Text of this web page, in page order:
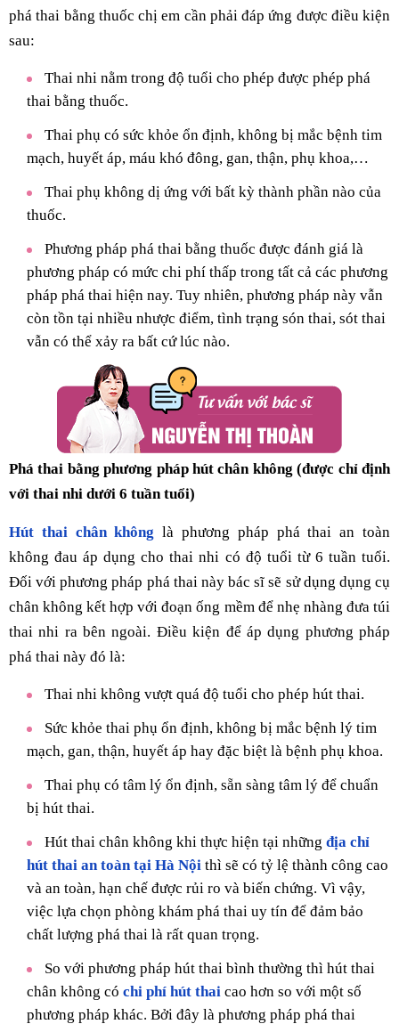
phá thai bằng thuốc chị em cần phải đáp ứng được điều kiện
sau:
Thai nhi nằm trong độ tuổi cho phép được phép phá
thai bằng thuốc.
Thai phụ có sức khỏe ổn định, không bị mắc bệnh tim
mạch, huyết áp, máu khó đông, gan, thận, phụ khoa,…
Thai phụ không dị ứng với bất kỳ thành phần nào của
thuốc.
Phương pháp phá thai bằng thuốc được đánh giá là
phương pháp có mức chi phí thấp trong tất cả các phương
pháp phá thai hiện nay. Tuy nhiên, phương pháp này vẫn
còn tồn tại nhiều nhược điểm, tình trạng són thai, sót thai
vẫn có thể xảy ra bất cứ lúc nào.
Phá thai bằng phương pháp hút chân không (được chỉ định
với thai nhi dưới 6 tuần tuổi)
Hút thai chân không là phương pháp phá thai an toàn
không đau áp dụng cho thai nhi có độ tuổi từ 6 tuần tuổi.
Đối với phương pháp phá thai này bác sĩ sẽ sử dụng dụng cụ
chân không kết hợp với đoạn ống mềm để nhẹ nhàng đưa túi
thai nhi ra bên ngoài. Điều kiện để áp dụng phương pháp
phá thai này đó là:
Thai nhi không vượt quá độ tuổi cho phép hút thai.
Sức khỏe thai phụ ổn định, không bị mắc bệnh lý tim
mạch, gan, thận, huyết áp hay đặc biệt là bệnh phụ khoa.
Thai phụ có tâm lý ổn định, sẵn sàng tâm lý để chuẩn
bị hút thai.
Hút thai chân không khi thực hiện tại những địa chỉ
hút thai an toàn tại Hà Nội thì sẽ có tỷ lệ thành công cao
và an toàn, hạn chế được rủi ro và biến chứng. Vì vậy,
việc lựa chọn phòng khám phá thai uy tín để đảm bảo
chất lượng phá thai là rất quan trọng.
So với phương pháp hút thai bình thường thì hút thai
chân không có chi phí hút thai cao hơn so với một số
phương pháp khác. Bởi đây là phương pháp phá thai